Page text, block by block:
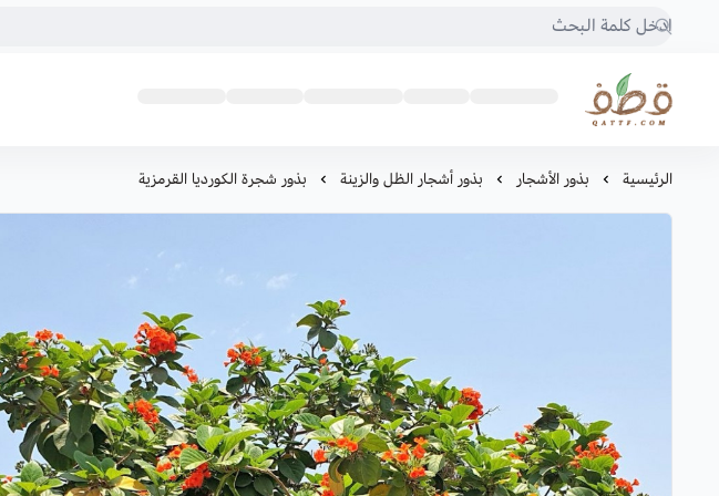
متجر قطف للبذور
الرئيسية بذور الأشجار بذور أشجار الظل والزينة بذور شجرة الكورديا القرمزية